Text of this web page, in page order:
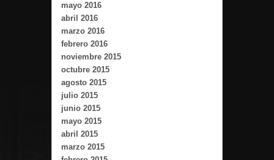
mayo 2016
abril 2016
marzo 2016
febrero 2016
noviembre 2015
octubre 2015
agosto 2015
julio 2015
junio 2015
mayo 2015
abril 2015
marzo 2015